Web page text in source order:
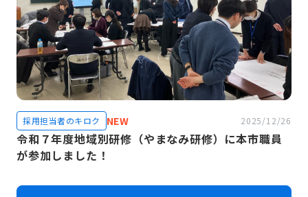
令和７年度地域別研修（やまなみ研修）に本市職員
が参加しました！
採用担当者のキロク NEW 2025/12/26